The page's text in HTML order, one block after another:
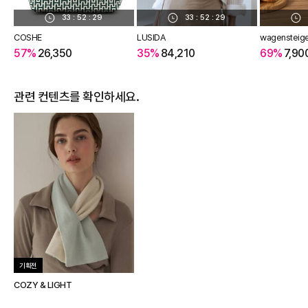
33 : 52 : 28
COSHE
57% 26,350
33 : 52 : 28
LUSIDA
35% 84,210 69%
관련 컨텐츠를 확인하세요.
기획전
COZY & LIGHT